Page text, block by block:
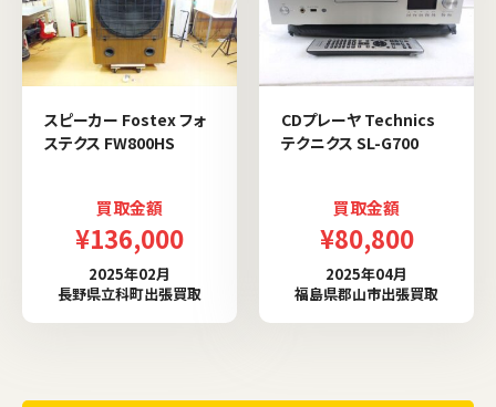
スピーカー Fostex フォ
ステクス FW800HS
買取金額
¥136,000
2025年02月
長野県立科町出張買取
CDプレーヤ Technics
テクニクス SL-G700
買取金額
¥80,800
2025年04月
福島県郡山市出張買取